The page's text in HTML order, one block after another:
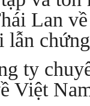
Lan
lẫn
ty
Việt